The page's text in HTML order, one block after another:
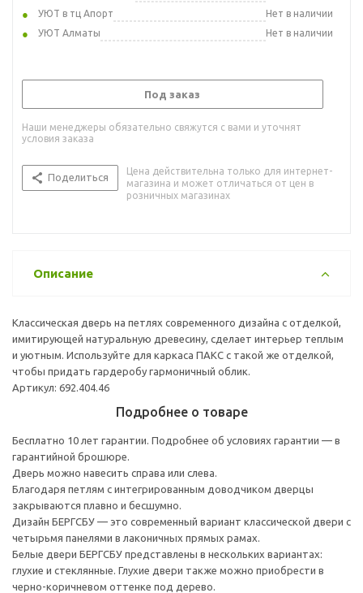
УЮТ в тц Апорт
Нет в наличии
УЮТ Алматы
Нет в наличии
Под заказ
Наши менеджеры обязательно свяжутся с вами и уточнят
условия заказа
Поделиться
Цена действительна только для интернет-
магазина и может отличаться от цен в
розничных магазинах
Описание
Классическая дверь на петлях современного дизайна с отделкой,
имитирующей натуральную древесину, сделает интерьер теплым
и уютным. Используйте для каркаса ПАКС с такой же отделкой,
чтобы придать гардеробу гармоничный облик.
Артикул: 692.404.46
Подробнее о товаре
Бесплатно 10 лет гарантии. Подробнее об условиях гарантии — в
гарантийной брошюре.
Дверь можно навесить справа или слева.
Благодаря петлям с интегрированным доводчиком дверцы
закрываются плавно и бесшумно.
Дизайн БЕРГСБУ — это современный вариант классической двери с
четырьмя панелями в лаконичных прямых рамах.
Белые двери БЕРГСБУ представлены в нескольких вариантах:
глухие и стеклянные. Глухие двери также можно приобрести в
черно-коричневом оттенке под дерево.